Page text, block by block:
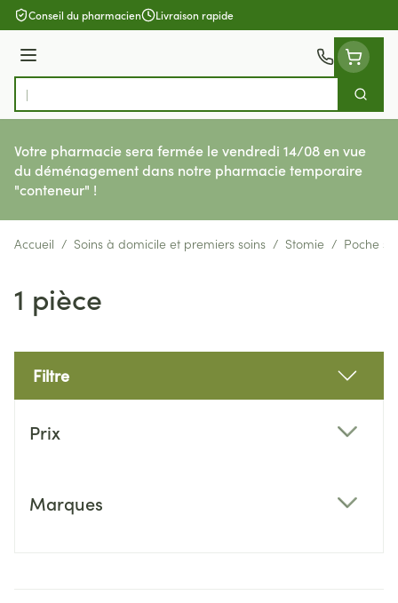
Aller au contenu
Conseil du pharmacien Livraison rapide
Menu
Rechercher
Votre pharmacie sera fermée le vendredi 14/08 en vue
du déménagement dans notre pharmacie temporaire
"conteneur" !
Accueil / Soins à domicile et premiers soins / Stomie / Poche
1 pièce
Filtre
Prix
Marques